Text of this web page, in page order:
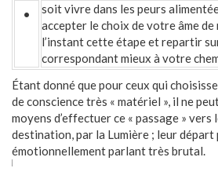
•
soit vivre dans les peurs
accepter le choix de votre âme
l’instant cette étape et repartir
correspondant mieux à votre
Étant donné que pour ceux qui
de conscience très « matériel », il ne
moyens d’effectuer ce « passage »
destination, par la Lumière ; leur départ
émotionnellement parlant très brutal.